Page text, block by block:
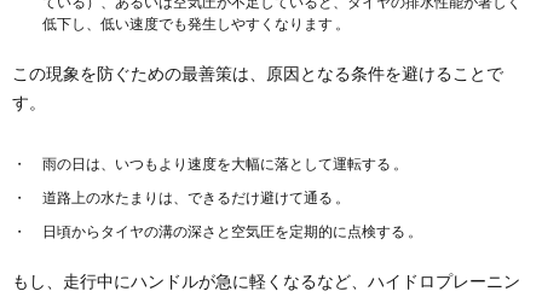
低下し、低い速度でも発生しやすくなります 。
この現象を防ぐための最善策は、原因となる条件を避けることで
す。
雨の日は、いつもより速度を大幅に落として運転する 。
道路上の水たまりは、できるだけ避けて通る 。
日頃からタイヤの溝の深さと空気圧を定期的に点検する 。
もし、走行中にハンドルが急に軽くなるなど、ハイドロプレーニン